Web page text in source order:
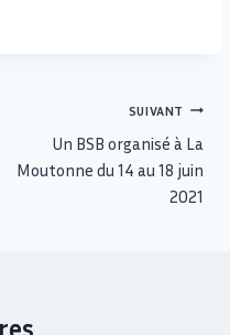
SUIVANT
Un BSB organisé à La
Moutonne du 14 au 18 juin
2021